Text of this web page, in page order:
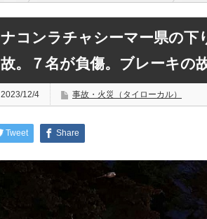
ナコンラチャシーマー県の下
故。７名が負傷。ブレーキの
2023/12/4 事故・火災（タイローカル）
Tweet Share